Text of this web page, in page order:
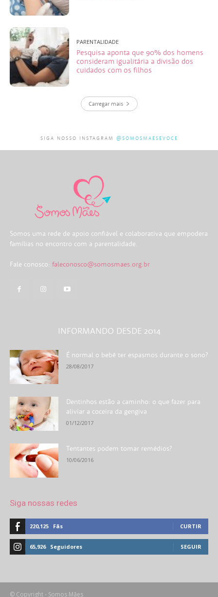
PARENTALIDADE
Pesquisa aponta que 90% dos homens
consideram igualitária a divisão dos
cuidados com os filhos
Carregar mais
SIGA NOSSO INSTAGRAM @SOMOSMAESEVOCE
Somos uma rede de apoio confiável e colaborativa que empodera
famílias no encontro com a parentalidade.
Fale conosco: faleconosco@somosmaes.org.br
INFORMANDO DESDE 2014
É normal o bebê ter espasmos durante o sono?
28/08/2017
Dentinhos estão a caminho: o que fazer para
aliviar a coceira da gengiva
01/12/2017
Tentantes podem tomar remédios?
10/06/2016
Siga nossas redes
220,125 Fãs CURTIR
65,926 Seguidores SEGUIR
© Copyright - Somos Mães